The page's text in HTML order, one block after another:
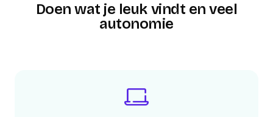
Doen wat je leuk vindt en veel
autonomie